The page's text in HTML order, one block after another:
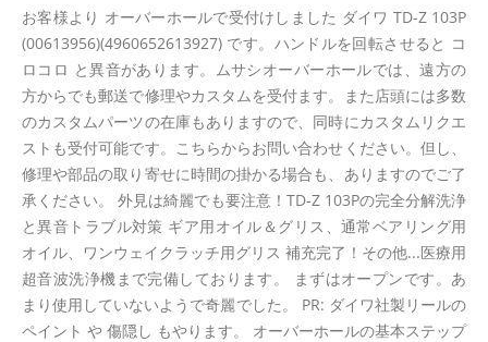
お客様より オーバーホールで受付けしました ダイワ TD-Z 103P
(00613956)(4960652613927) です。ハンドルを回転させると コ
ロコロ と異音があります。ムサシオーバーホールでは、遠方の
方からでも郵送で修理やカスタムを受付ます。また店頭には多数
のカスタムパーツの在庫もありますので、同時にカスタムリクエ
ストも受付可能です。こちらからお問い合わせください。但し、
修理や部品の取り寄せに時間の掛かる場合も、ありますのでご了
承ください。 外見は綺麗でも要注意！TD-Z 103Pの完全分解洗浄
と異音トラブル対策 ギア用オイル＆グリス、通常ベアリング用
オイル、ワンウェイクラッチ用グリス 補充完了！その他...医療用
超音波洗浄機まで完備しております。 まずはオープンです。あ
まり使用していないようで奇麗でした。 PR: ダイワ社製リールの
ペイント や 傷隠し もやります。 オーバーホールの基本ステップ